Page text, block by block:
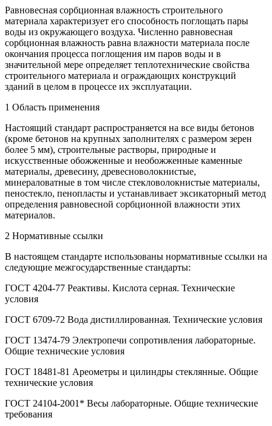
Равновесная сорбционная влажность строительного
материала характеризует его способность поглощать пары
воды из окружающего воздуха. Численно равновесная
сорбционная влажность равна влажности материала после
окончания процесса поглощения им паров воды и в
значительной мере определяет теплотехнические свойства
строительного материала и ограждающих конструкций
зданий в целом в процессе их эксплуатации.
1 Область применения
Настоящий стандарт распространяется на все виды бетонов
(кроме бетонов на крупных заполнителях с размером зерен
более 5 мм), строительные растворы, природные и
искусственные обожженные и необожженные каменные
материалы, древесину, древесноволокнистые,
минераловатные в том числе стекловолокнистые материалы,
пеностекло, пенопласты и устанавливает эксикаторный метод
определения равновесной сорбционной влажности этих
материалов.
2 Нормативные ссылки
В настоящем стандарте использованы нормативные ссылки на
следующие межгосударственные стандарты:
ГОСТ 4204-77 Реактивы. Кислота серная. Технические
условия
ГОСТ 6709-72 Вода дистиллированная. Технические условия
ГОСТ 13474-79 Электропечи сопротивления лабораторные.
Общие технические условия
ГОСТ 18481-81 Ареометры и цилиндры стеклянные. Общие
технические условия
ГОСТ 24104-2001* Весы лабораторные. Общие технические
требования